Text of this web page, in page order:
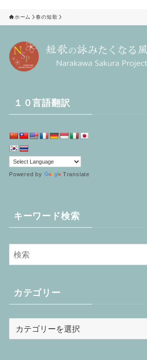
ホーム 春の短歌
１０言語翻訳
Powered by Translate
キーワード検索
カテゴリー